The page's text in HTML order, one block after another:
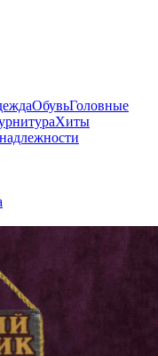
ОбувьГоловные
Хиты